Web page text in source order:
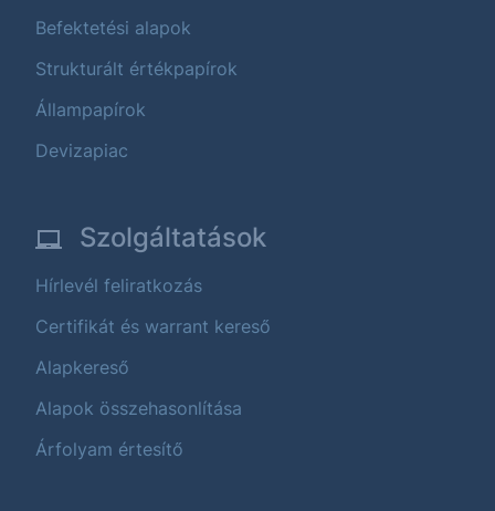
Befektetési alapok
Strukturált értékpapírok
Állampapírok
Devizapiac
Szolgáltatások
Hírlevél feliratkozás
Certifikát és warrant kereső
Alapkereső
Alapok összehasonlítása
Árfolyam értesítő